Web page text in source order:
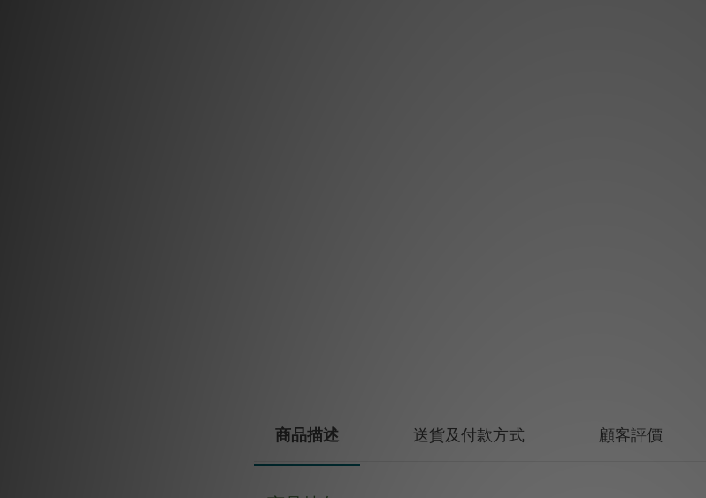
商品描述 送貨及付款方式 顧客評價